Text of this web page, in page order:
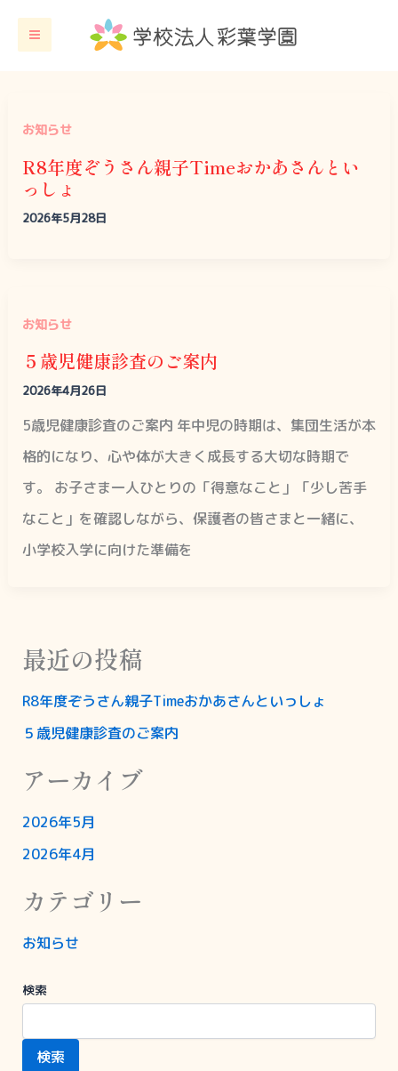
お知らせ
R8年度ぞうさん親子Timeおかあさんとい
っしょ
2026年5月28日
お知らせ
５歳児健康診査のご案内
2026年4月26日
5歳児健康診査のご案内 年中児の時期は、集団生活が本
格的になり、心や体が大きく成長する大切な時期で
す。 お子さま一人ひとりの「得意なこと」「少し苦手
なこと」を確認しながら、保護者の皆さまと一緒に、
小学校入学に向けた準備を
最近の投稿
R8年度ぞうさん親子Timeおかあさんといっしょ
５歳児健康診査のご案内
アーカイブ
2026年5月
2026年4月
カテゴリー
お知らせ
検索
検索